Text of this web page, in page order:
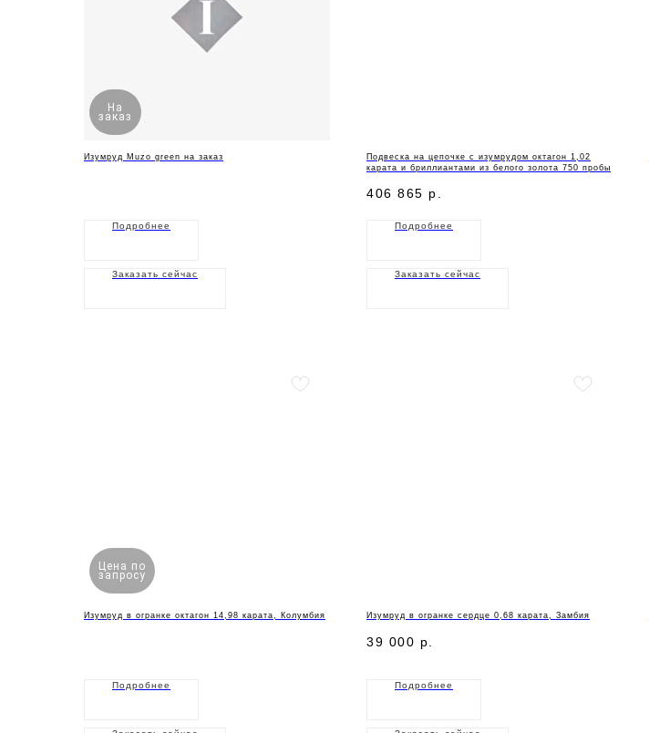
На
заказ
Изумруд Muzo green на заказ
Подробнее
Заказать сейчас
Подвеска на цепочке с изумрудом октагон 1,02
карата и бриллиантами из белого золота 750 пробы
406 865 р.
Подробнее
Заказать сейчас
Цена по
запросу
Изумруд в огранке октагон 14,98 карата, Колумбия
Подробнее
Изумруд в огранке сердце 0,68 карата, Замбия
39 000 р.
Подробнее